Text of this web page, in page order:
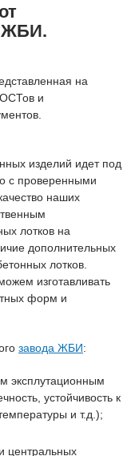
ЖБИ.
на
и
изделий идет под
с проверенными
наших
лотков на
дополнительных
лотков.
изготавливать
форм и
завода ЖБИ:
эксплутационным
устойчивость к
и т.д.);
центральных